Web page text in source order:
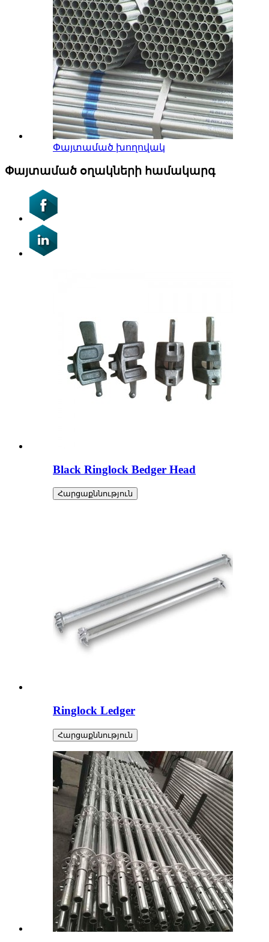
Փայտամած խողովակ
Փայտամած օղակների համակարգ
Black Ringlock Bedger Head
Հարցաքննություն
Ringlock Ledger
Հարցաքննություն